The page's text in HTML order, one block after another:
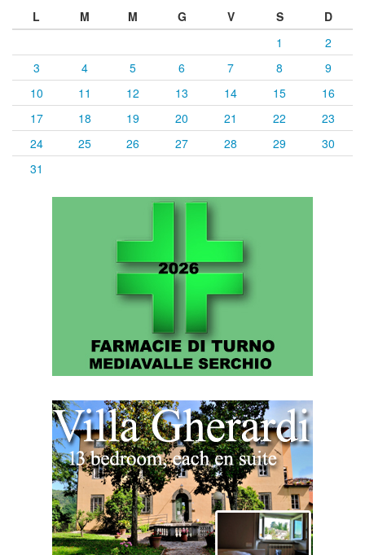
L
M M G V S
D
1
2
3
4 5 6 7 8
9
10
11 12 13 14 15
16
17
18 19 20 21 22
23
24
25 26 27 28 29
30
31